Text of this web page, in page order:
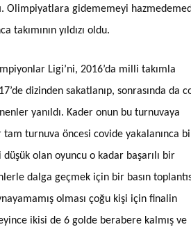
Olimpiyatlara gidememeyi
takımının yıldızı oldu.
Ligi’ni, 2016’da milli takımla
dizinden sakatlanıp, sonrasında da
yanıldı. Kader onun bu turnuvaya
tam turnuva öncesi covide yakalanınca
olan oyuncu o kadar başarılı bir
dalga geçmek için bir basın
olması çoğu kişi için finalin
ikisi de 6 golde berabere kalmış ve